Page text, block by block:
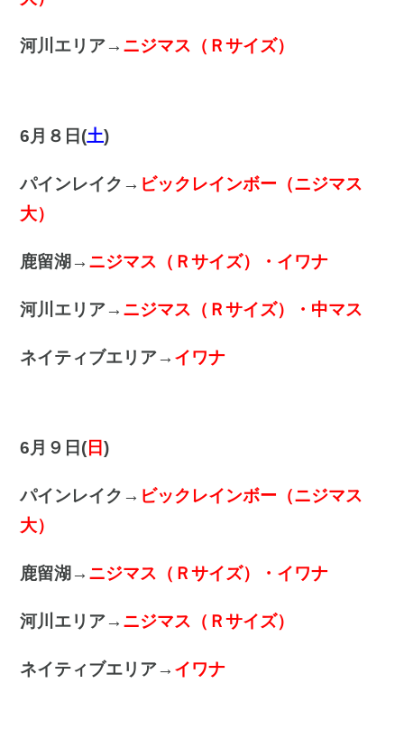
河川エリア→ ニジマス（Ｒサイズ）
6月８日(土)
パインレイク→ ビックレインボー（ニジマス
大）
鹿留湖→ ニジマス（Ｒサイズ）・イワナ
河川エリア→ ニジマス（Ｒサイズ）・中マス
ネイティブエリア→ イワナ
6月 ９ 日( 日)
パインレイク→ ビックレインボー（ニジマス
大）
鹿留湖→ ニジマス（Ｒサイズ）・イワナ
河川エリア→ ニジマス（Ｒサイズ）
ネイティブエリア→ イワナ